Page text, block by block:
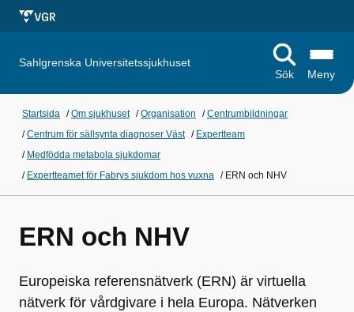
Sahlgrenska Universitetssjukhuset
Sök
Meny
Startsida /Om sjukhuset /Organisation /Centrumbildningar
/Centrum för sällsynta diagnoser Väst / Expertteam
/ Medfödda metabola sjukdomar
/ Expertteamet för Fabrys sjukdom hos vuxna / ERN och NHV
ERN och NHV
Europeiska referensnätverk (ERN) är virtuella
nätverk för vårdgivare i hela Europa. Nätverken